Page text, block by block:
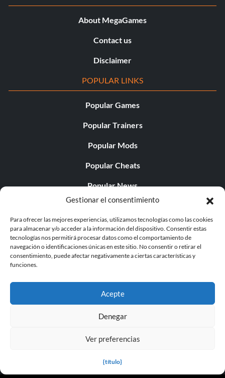
Gestionar el consentimiento
Para ofrecer las mejores experiencias, utilizamos tecnologías como las cookies
para almacenar y/o acceder a la información del dispositivo. Consentir estas
tecnologías nos permitirá procesar datos como el comportamiento de
navegación o identificaciones únicas en este sitio. No consentir o retirar el
consentimiento, puede afectar negativamente a ciertas características y
funciones.
Acepte
Denegar
Ver preferencias
{título}
About MegaGames
Contact us
Disclaimer
POPULAR LINKS
Popular Games
Popular Trainers
Popular Mods
Popular Cheats
Popular News
Popular Editorials
Popular Free Games
LATEST UPDATES
Terms of Service
Settings